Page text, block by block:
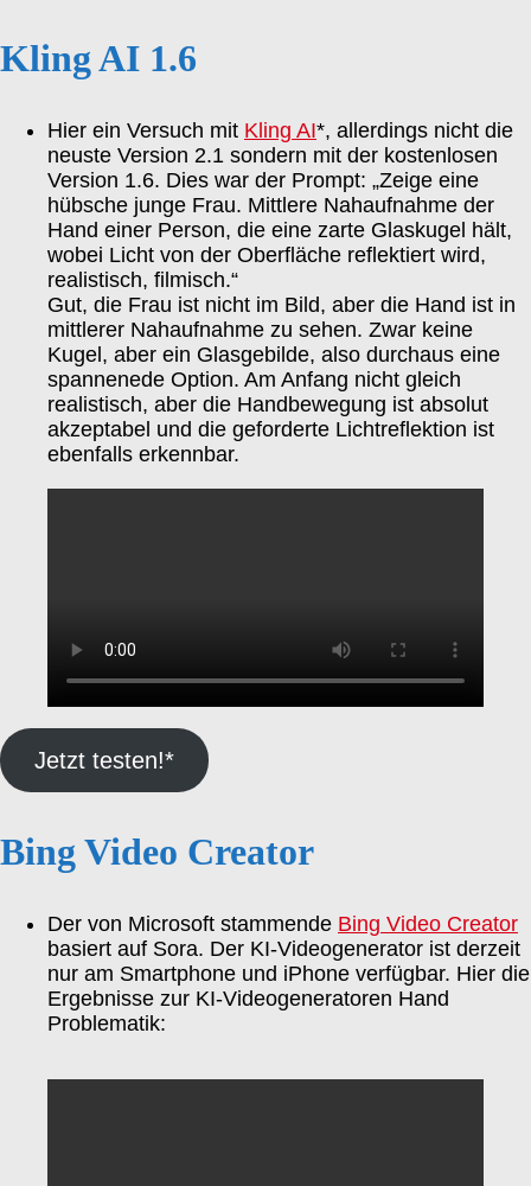
Kling AI 1.6
Hier ein Versuch mit Kling AI*, allerdings nicht die
neuste Version 2.1 sondern mit der kostenlosen
Version 1.6. Dies war der Prompt: „Zeige eine
hübsche junge Frau. Mittlere Nahaufnahme der
Hand einer Person, die eine zarte Glaskugel hält,
wobei Licht von der Oberfläche reflektiert wird,
realistisch, filmisch.“
Gut, die Frau ist nicht im Bild, aber die Hand ist in
mittlerer Nahaufnahme zu sehen. Zwar keine
Kugel, aber ein Glasgebilde, also durchaus eine
spannenede Option. Am Anfang nicht gleich
realistisch, aber die Handbewegung ist absolut
akzeptabel und die geforderte Lichtreflektion ist
ebenfalls erkennbar.
Jetzt testen!*
Bing Video Creator
Der von Microsoft stammende Bing Video Creator
basiert auf Sora. Der KI-Videogenerator ist derzeit
nur am Smartphone und iPhone verfügbar. Hier die
Ergebnisse zur KI-Videogeneratoren Hand
Problematik: